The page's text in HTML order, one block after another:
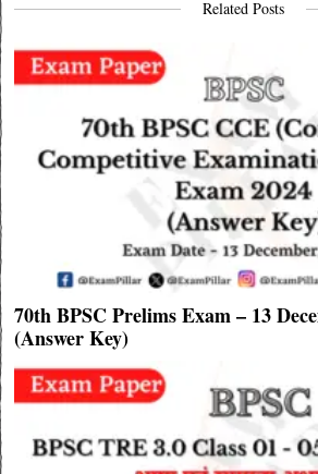
Related Posts
70th BPSC Prelims Exam – 13
(Answer Key)